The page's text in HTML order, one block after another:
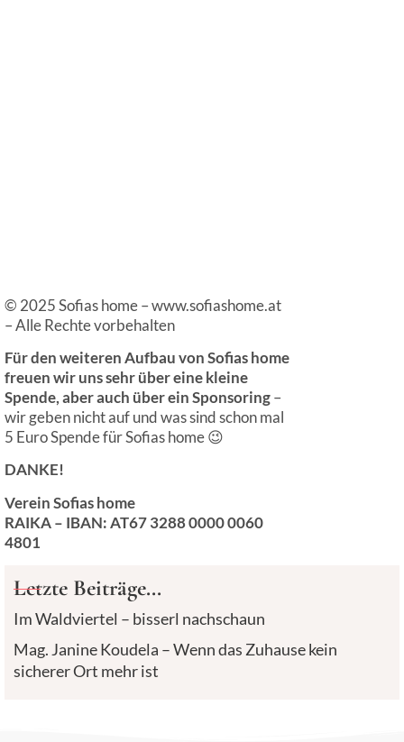
Mag. Janine Koudela – Wenn das Zuhause kein
sicherer Ort mehr ist
Copyright Sofias home © 2024
DSGVO|Impressum